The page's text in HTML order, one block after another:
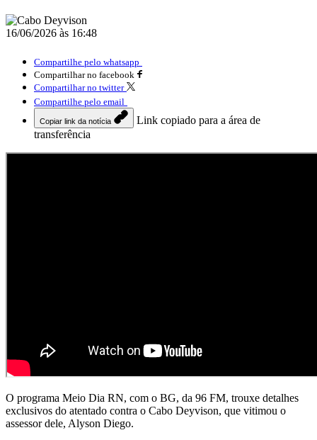
16/06/2026 às 16:48
Compartilhe pelo whatsapp
Compartilhar no facebook
Compartilhar no twitter
Compartilhe pelo email
Copiar link da notícia
Link copiado para a área de
transferência
O programa Meio Dia RN, com o BG, da 96 FM, trouxe detalhes
exclusivos do atentado contra o Cabo Deyvison, que vitimou o
assessor dele, Alyson Diego.